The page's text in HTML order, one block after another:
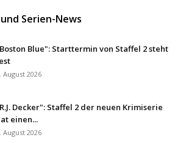
Serien-News
Blue": Starttermin von Staffel 2 steht
August 2026
Decker": Staffel 2 der neuen Krimiserie
einen...
August 2026